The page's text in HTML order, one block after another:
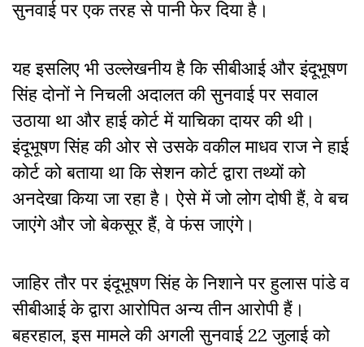
सुनवाई पर एक तरह से पानी फेर दिया है।
यह इसलिए भी उल्लेखनीय है कि सीबीआई और इंदूभूषण
सिंह दोनों ने निचली अदालत की सुनवाई पर सवाल
उठाया था और हाई कोर्ट में याचिका दायर की थी।
इंदूभूषण सिंह की ओर से उसके वकील माधव राज ने हाई
कोर्ट को बताया था कि सेशन कोर्ट द्वारा तथ्यों को
अनदेखा किया जा रहा है। ऐसे में जो लोग दोषी हैं, वे बच
जाएंगे और जो बेकसूर हैं, वे फंस जाएंगे।
जाहिर तौर पर इंदूभूषण सिंह के निशाने पर हुलास पांडे व
सीबीआई के द्वारा आरोपित अन्य तीन आरोपी हैं।
बहरहाल, इस मामले की अगली सुनवाई 22 जुलाई को